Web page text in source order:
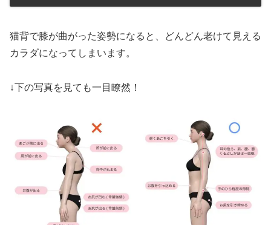
猫背で膝が曲がった姿勢になると、どんどん老けて見える
カラダになってしまいます。
↓下の写真を見ても一目瞭然！